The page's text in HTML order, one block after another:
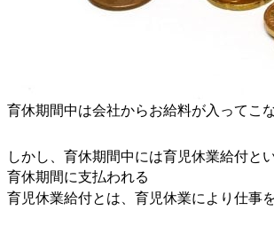
育休期間中は会社からお給料が入ってこ
しかし、育休期間中には育児休業給付と
育休期間に支払われる
育児休業給付とは、育児休業により仕事